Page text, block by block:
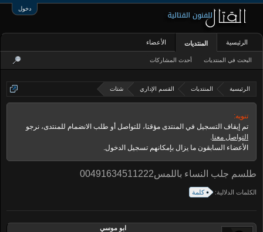
دخول
الرئيسية المنتديات القسم الإداري شتات
تنويه:
تم إيقاف التسجيل في المنتدى مؤقتا، للتواصل أو طلب الانضمام للمنتدى، نرجو
التواصل معنا.
الأعضاء السابقون ما يزال بإمكانهم تسجيل الدخول.
طلسم جلب النساء باللمس00491634511222
الكلمات الدلالية: كلمة
ابو موسي
الرئيسية المنتديات
البحث في المنتديات أحدث المشاركات
الأعضاء